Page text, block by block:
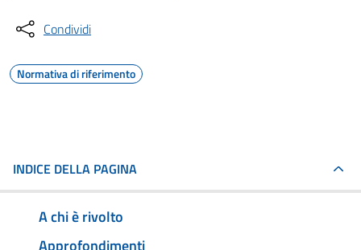
Condividi
Normativa di riferimento
INDICE DELLA PAGINA
A chi è rivolto
Approfondimenti